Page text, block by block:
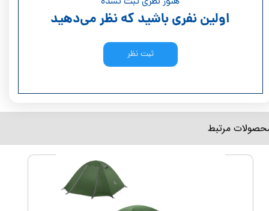
اولین نفری باشید که نظر می‌دهید
ثبت نظر
مرتبط